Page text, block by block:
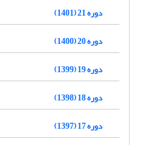
دوره 21 (1401)
دوره 20 (1400)
دوره 19 (1399)
دوره 18 (1398)
دوره 17 (1397)